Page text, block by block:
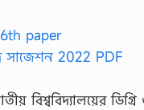
বিশ্ববিদ্যালয়ের